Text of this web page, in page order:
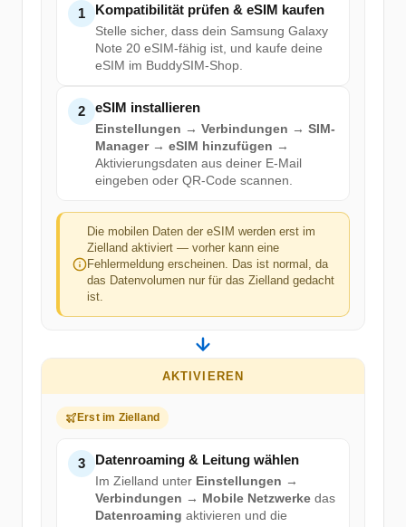
1 Kompatibilität prüfen & eSIM kaufen
Stelle sicher, dass dein Samsung Galaxy
Note 20 eSIM-fähig ist, und kaufe deine
eSIM im BuddySIM-Shop.
2 eSIM installieren
Einstellungen → Verbindungen → SIM-
Manager → eSIM hinzufügen →
Aktivierungsdaten aus deiner E-Mail
eingeben oder QR-Code scannen.
Die mobilen Daten der eSIM werden erst im
Zielland aktiviert — vorher kann eine
Fehlermeldung erscheinen. Das ist normal, da
das Datenvolumen nur für das Zielland gedacht
ist.
AKTIVIEREN
Erst im Zielland
3 Datenroaming & Leitung wählen
Im Zielland unter Einstellungen →
Verbindungen → Mobile Netzwerke das
Datenroaming aktivieren und die